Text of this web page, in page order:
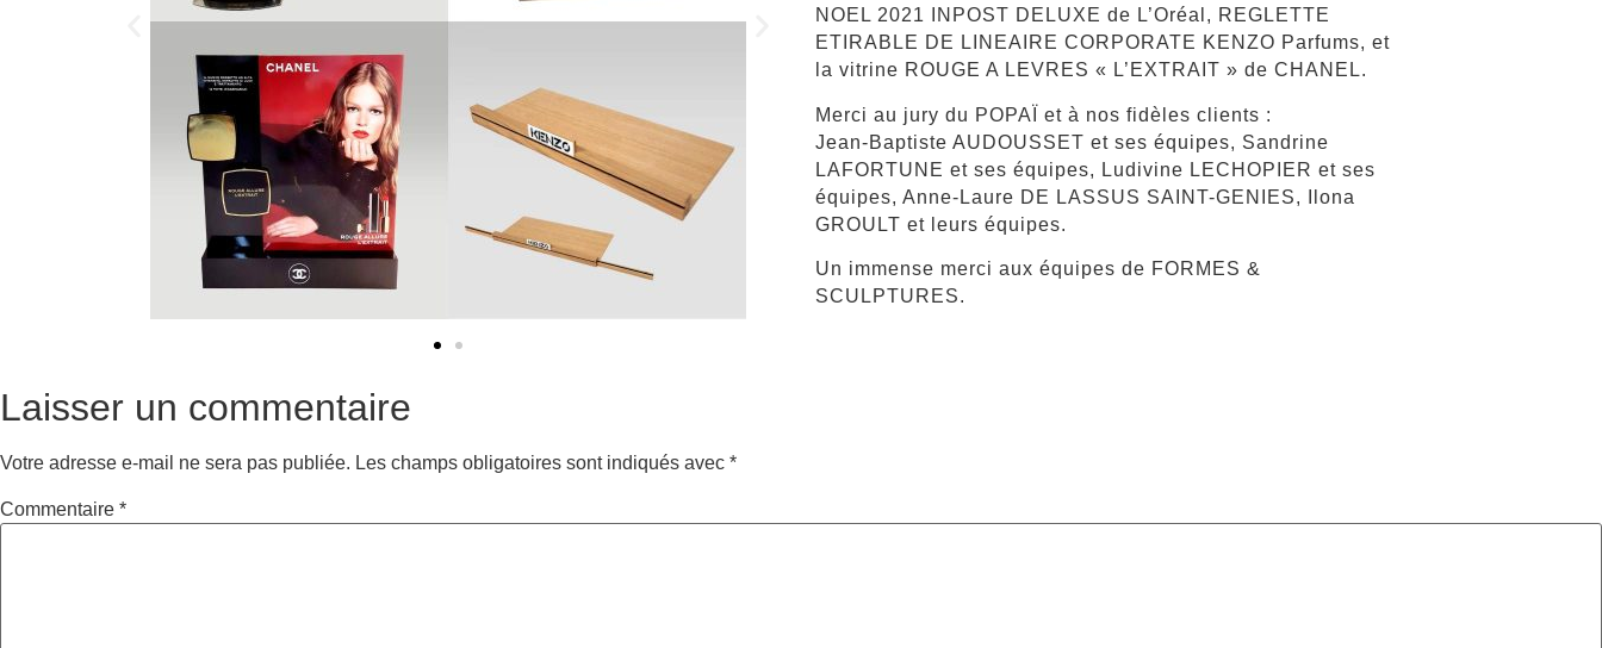
NOEL 2021 INPOST DELUXE de L’Oréal, REGLETTE
ETIRABLE DE LINEAIRE CORPORATE KENZO Parfums, et
la vitrine ROUGE A LEVRES « L’EXTRAIT » de CHANEL.
Merci au jury du POPAÏ et à nos fidèles clients :
Jean-Baptiste AUDOUSSET et ses équipes, Sandrine
LAFORTUNE et ses équipes, Ludivine LECHOPIER et ses
équipes, Anne-Laure DE LASSUS SAINT-GENIES, Ilona
GROULT et leurs équipes.
Un immense merci aux équipes de FORMES &
SCULPTURES.
Laisser un commentaire
Votre adresse e-mail ne sera pas publiée. Les champs obligatoires sont indiqués avec *
Commentaire *